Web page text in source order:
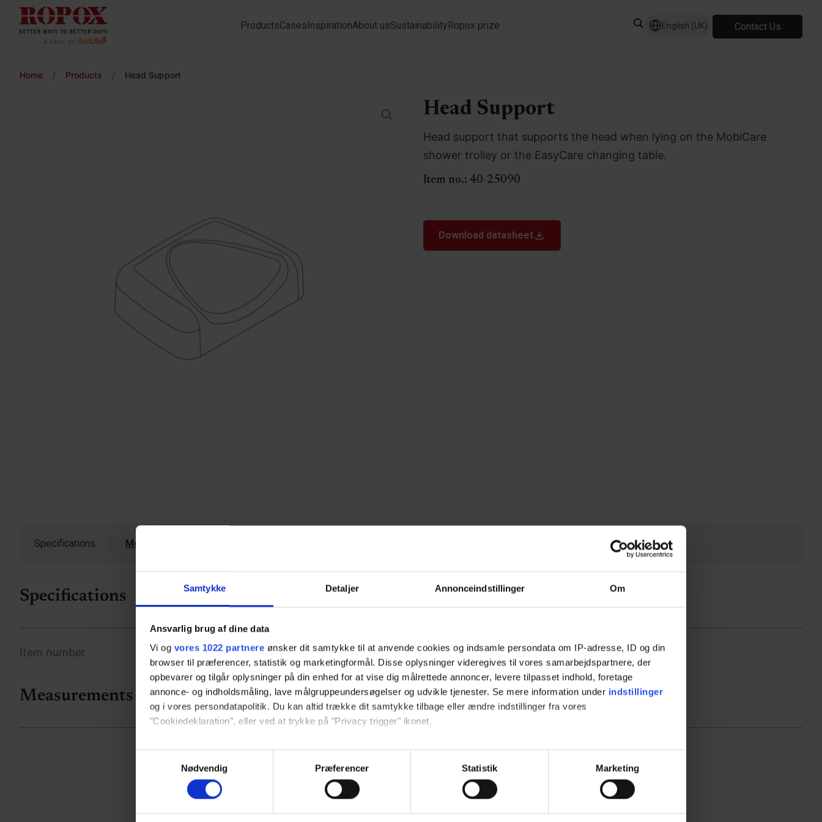
Samtykke Detaljer Annonceindstillinger Om
Ansvarlig brug af dine data
Vi og vores 1022 partnere ønsker dit samtykke til at anvende cookies og indsamle persondata om IP-adresse, ID og din
browser til præferencer, statistik og marketingformål. Disse oplysninger videregives til vores samarbejdspartnere, der
opbevarer og tilgår oplysninger på din enhed for at vise dig målrettede annoncer, levere tilpasset indhold, foretage
annonce- og indholdsmåling, lave målgruppeundersøgelser og udvikle tjenester. Se mere information under indstillinger
og i vores persondatapolitik. Du kan altid trække dit samtykke tilbage eller ændre indstillinger fra vores
"Cookiedeklaration", eller ved at trykke på "Privacy trigger" ikonet.
Hvis du tillader det, vil vi også gerne:
Indsamle præcise oplysninger om din placering, der kan være nøjagtig inden for få meter
Identificere din enhed baseret på en scanning af dens unikke karakteristika (fingerprinting)
Dine valg anvendes på hele websitet.
Nødvendig
Præferencer Statistik Marketing
ProductsCasesInspirationAbout usSustainabilityRopox prize English (UK) Contact Us
Home / Products / Head Support
Head Support
Head support that supports the head when lying on the MobiCare
shower trolley or the EasyCare changing table.
Item no.: 40-25090
Download datasheet
Specifications Measurements
Specifications
Item number 40-25090
Measurements